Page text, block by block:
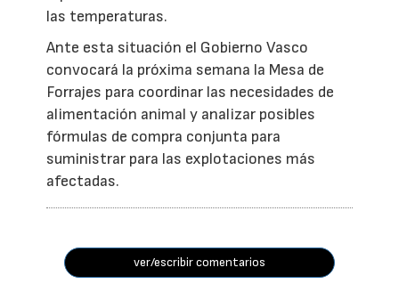
las temperaturas.
Ante esta situación el Gobierno Vasco
convocará la próxima semana la Mesa de
Forrajes para coordinar las necesidades de
alimentación animal y analizar posibles
fórmulas de compra conjunta para
suministrar para las explotaciones más
afectadas.
ver/escribir comentarios